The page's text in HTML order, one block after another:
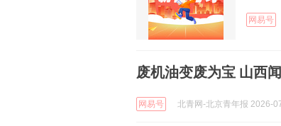
网易号
废机油变废为宝 山西
网易号 北青网-北京青年报 2026-